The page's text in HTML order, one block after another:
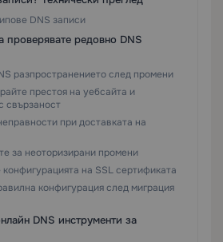
DNS записи
проверявате редовно DNS
разпространението след промени
престоя на уебсайта и
свързаност
при доставката на
за неоторизирани промени
на SSL сертификата
конфигурация след миграция
DNS инструменти за